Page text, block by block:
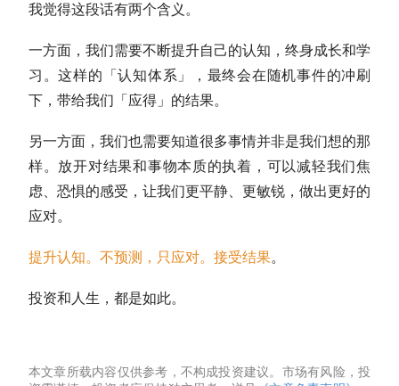
我觉得这段话有两个含义。
一方面，我们需要不断提升自己的认知，终身成长和学
习。这样的「认知体系」，最终会在随机事件的冲刷
下，带给我们「应得」的结果。
另一方面，我们也需要知道很多事情并非是我们想的那
样。放开对结果和事物本质的执着，可以减轻我们焦
虑、恐惧的感受，让我们更平静、更敏锐，做出更好的
应对。
提升认知。不预测，只应对。接受结果。
投资和人生，都是如此。
本文章所载内容仅供参考，不构成投资建议。市场有风险，投